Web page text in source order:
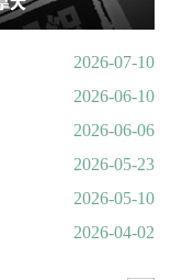
2026-07-10
2026-06-10
2026-06-06
2026-05-23
2026-05-10
2026-04-02